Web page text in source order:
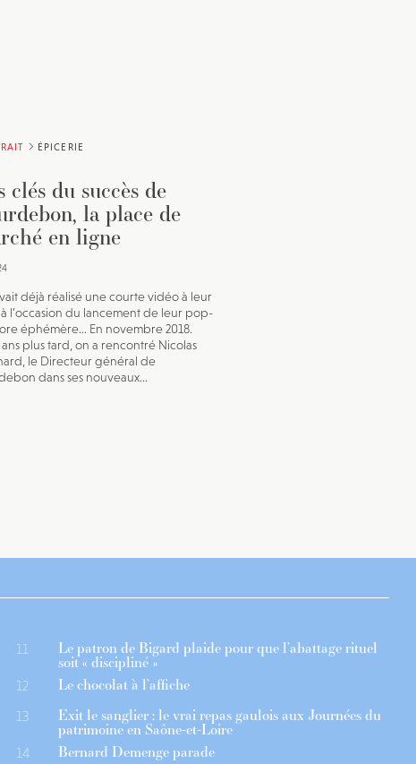
ÉPICERIE
clés du succès de
la place de
en ligne
déjà réalisé une courte vidéo à leur
l’occasion du lancement de leur pop-
éphémère… En novembre 2018.
plus tard, on a rencontré Nicolas
le Directeur général de
dans ses nouveaux...
11 Le patron de Bigard plaide pour que l’abattage rituel
soit « discipliné »
12 Le chocolat à l’affiche
13 Exit le sanglier : le vrai repas gaulois aux Journées du
patrimoine en Saône-et-Loire
14 Bernard Demenge parade